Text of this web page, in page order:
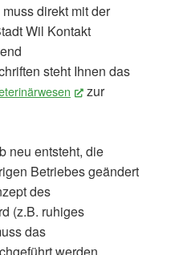
direkt mit der
Wil Kontakt
steht Ihnen das
(External Link)
zur
neu entsteht, die
Betriebes geändert
des
(z.B. ruhiges
das
werden.